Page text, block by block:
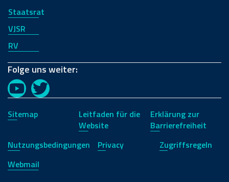
Staatsrat
VJSR
RV
Folge uns weiter:
YouTubeTwitter
Sitemap
Leitfaden für die
Website
Erklärung zur
Barrierefreiheit
Nutzungsbedingungen
Privacy
Zugriffsregeln
Webmail